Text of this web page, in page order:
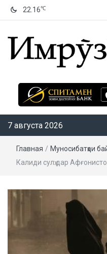
22.16℃
7 августа 2026
Главная / Муносибатҳои
Калиди сулҳ дар